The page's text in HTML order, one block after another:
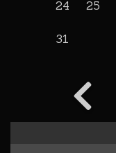
24 25
31